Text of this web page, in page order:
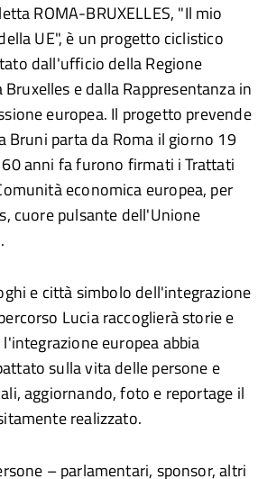
ROMA-BRUXELLES, "Il mio
UE", è un progetto ciclistico
dall'ufficio della Regione
e dalla Rappresentanza in
europea. Il progetto prevende
Bruni parta da Roma il giorno 19
anni fa furono firmati i Trattati
economica europea, per
cuore pulsante dell'Unione
e città simbolo dell'integrazione
Lucia raccoglierà storie e
europea abbia
sulla vita delle persone e
aggiornando, foto e reportage il
realizzato.
– parlamentari, sponsor, altri